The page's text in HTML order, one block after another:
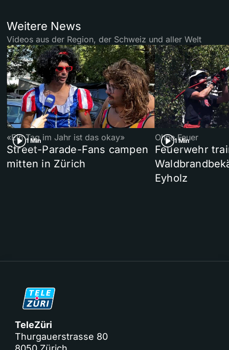
Weitere News
Videos aus der Region, der Schweiz und aller Welt
1 Min
«Ein Tag im Jahr ist das okay»
Street-Parade-Fans campen
mitten in Zürich
1 Min
Ohne Feuer
Feuerwehr
Eyholz
TeleZüri
Thurgauerstrasse 80